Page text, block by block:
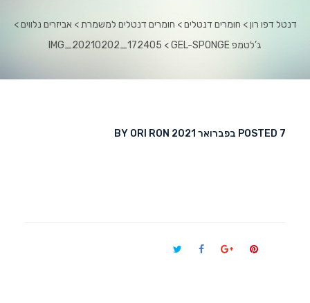
דנטל דפו רון > חומרים דנטלים > חומרים דנטלים למשמרת > אביזרים נלווים >
ג’לטמפ GEL-SPONGE
>
IMG_20210202_172405
POSTED 7 בפברואר 2021 BY ORI RON